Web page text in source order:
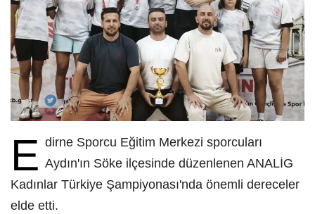
E dirne Sporcu Eğitim Merkezi sporcuları
Aydın'ın Söke ilçesinde düzenlenen ANALİG
Kadınlar Türkiye Şampiyonası'nda önemli dereceler
elde etti.